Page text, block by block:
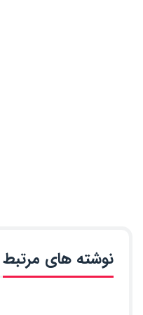
نوشته های مرتبط